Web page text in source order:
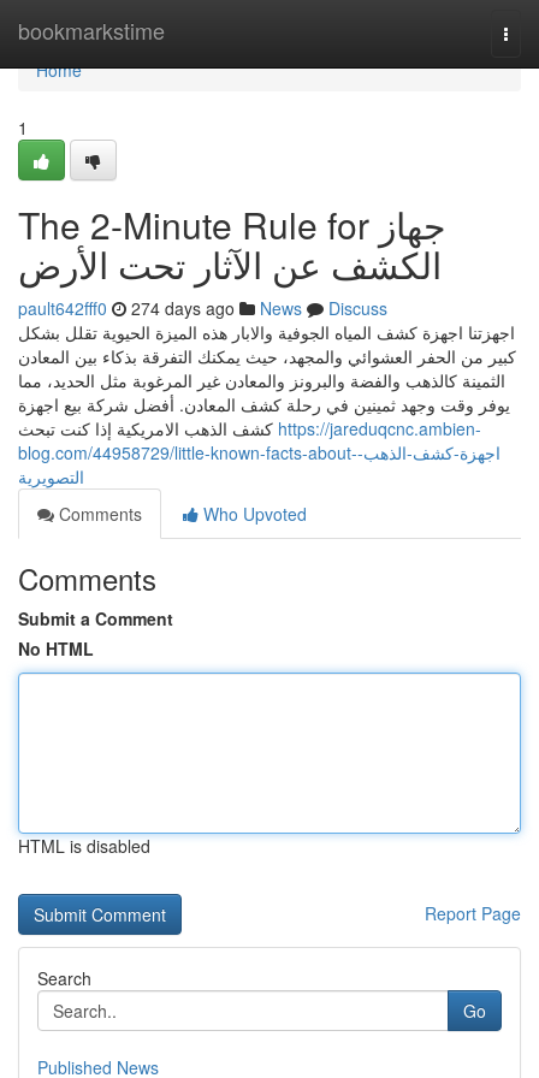
bookmarkstime
Home
Home
1
The 2-Minute Rule for جهاز
الكشف عن الآثار تحت الأرض
pault642fff0 274 days ago News
Discuss
اجهزتنا اجهزة كشف المياه الجوفية والابار هذه الميزة الحيوية تقلل بشكل
كبير من الحفر العشوائي والمجهد، حيث يمكنك التفرقة بذكاء بين المعادن
الثمينة كالذهب والفضة والبرونز والمعادن غير المرغوبة مثل الحديد، مما
يوفر وقت وجهد ثمينين في رحلة كشف المعادن. أفضل شركة بيع اجهزة
https://jareduqcnc.ambien-
blog.com/44958729/little-known-facts-about-اجهزة-كشف-الذهب-
التصويرية
Comments
Who Upvoted
Comments
Submit a Comment
No HTML
HTML is disabled
Report Page
Search
Go
Published News